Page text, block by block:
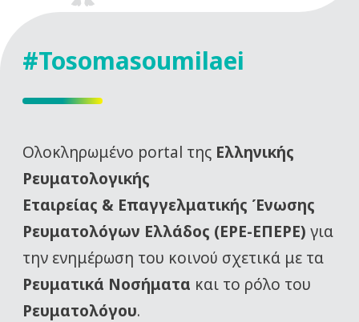
#Tosomasoumilaei
Oλοκληρωμένο portal της Ελληνικής
Ρευματολογικής
Εταιρείας & Επαγγελματικής Ένωσης
Ρευματολόγων Ελλάδος (ΕΡΕ-ΕΠΕΡΕ) για
την ενημέρωση του κοινού σχετικά με τα
Ρευματικά Νοσήματα και το ρόλο του
Ρευματολόγου.